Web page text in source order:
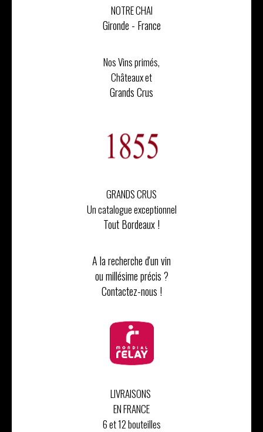
NOTRE CHAI
Gironde - France
Nos Vins primés,
Châteaux et
Grands Crus
GRANDS CRUS
Un catalogue exceptionnel
Tout Bordeaux !
A la recherche d'un vin
ou millésime précis ?
Contactez-nous !
LIVRAISONS
EN FRANCE
6 et 12 bouteilles